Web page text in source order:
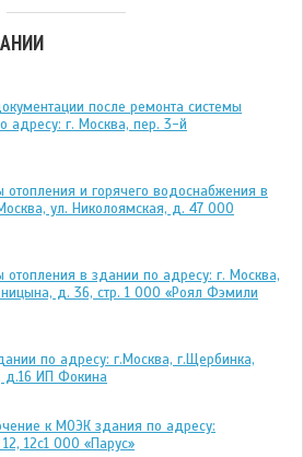
после ремонта системы
адресу: г. Москва, пер. 3-й
и горячего водоснабжения в
ул. Николоямская, д. 47 ООО
в здании по адресу: г. Москва,
д. 36, стр. 1 ООО «Роял Фэмили
по адресу: г.Москва, г.Щербинка,
д.16 ИП Фокина
к МОЭК здания по адресу:
12с1 ООО «Парус»